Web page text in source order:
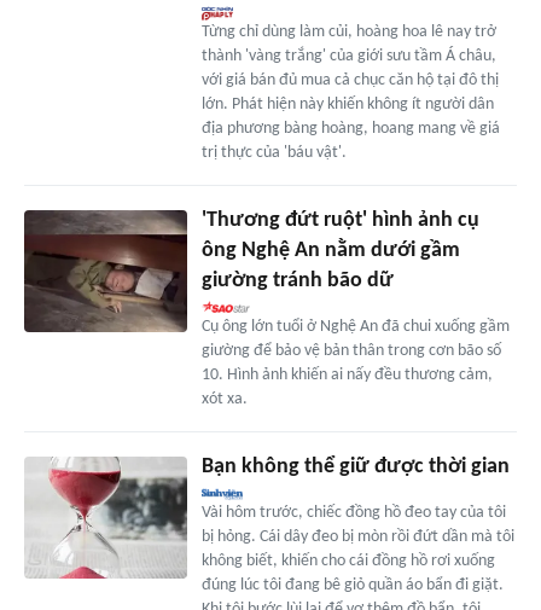
Từng chỉ dùng làm củi, hoàng hoa lê nay trở
thành 'vàng trắng' của giới sưu tầm Á châu,
với giá bán đủ mua cả chục căn hộ tại đô thị
lớn. Phát hiện này khiến không ít người dân
địa phương bàng hoàng, hoang mang về giá
trị thực của 'báu vật'.
'Thương đứt ruột' hình ảnh cụ
ông Nghệ An nằm dưới gầm
giường tránh bão dữ
Cụ ông lớn tuổi ở Nghệ An đã chui xuống gầm
giường để bảo vệ bản thân trong cơn bão số
10. Hình ảnh khiến ai nấy đều thương cảm,
xót xa.
Bạn không thể giữ được thời gian
Vài hôm trước, chiếc đồng hồ đeo tay của tôi
bị hỏng. Cái dây đeo bị mòn rồi đứt dần mà tôi
không biết, khiến cho cái đồng hồ rơi xuống
đúng lúc tôi đang bê giỏ quần áo bẩn đi giặt.